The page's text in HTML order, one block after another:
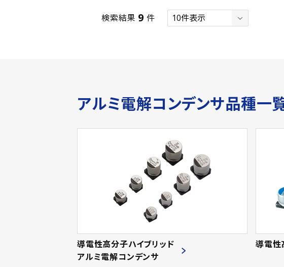
検索結果 9 件
アルミ電解コンデンサ品種一
導電性高分子ハイブリッド
アルミ電解コンデンサ
導電性